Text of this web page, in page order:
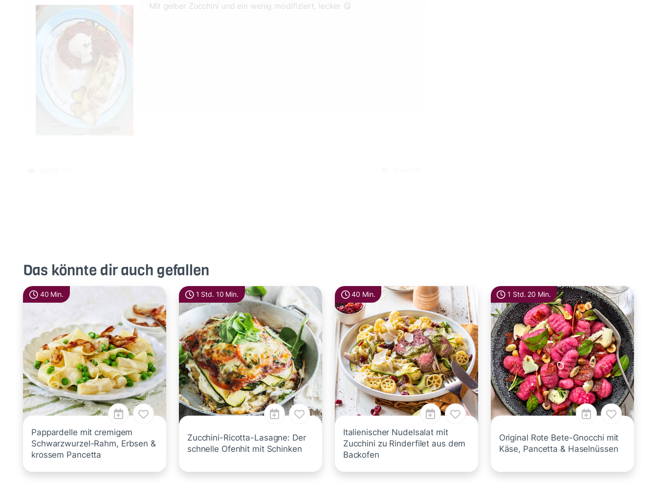
Mit gelber Zucchini und ein wenig modifiziert, lecker 😋
Das könnte dir auch gefallen
40 Min.
Pappardelle mit cremigem
Schwarzwurzel-Rahm, Erbsen &
krossem Pancetta
1 Std. 10 Min.
Zucchini-Ricotta-Lasagne: Der
schnelle Ofenhit mit Schinken
40 Min.
Italienischer Nudelsalat mit
Zucchini zu Rinderfilet aus dem
Backofen
1 Std. 20 Min.
Original Rote Bete-Gnocchi mit
Käse, Pancetta & Haselnüssen